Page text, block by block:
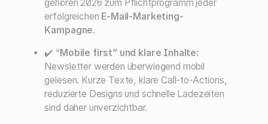
gehören 2026 zum Pflichtprogramm jeder
erfolgreichen E-Mail-Marketing-
Kampagne.
✔️ “ Mobile first” und klare Inhalte:
Newsletter werden überwiegend mobil
gelesen. Kurze Texte, klare Call-to-Actions,
reduzierte Designs und schnelle Ladezeiten
sind daher unverzichtbar.